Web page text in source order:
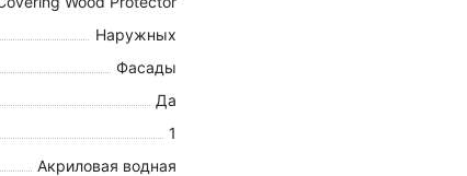
Наружных
Фасады
Да
1
Акриловая водная